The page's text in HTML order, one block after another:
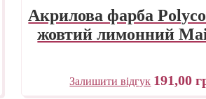
Акрилова фарба
жовтий лимонний
Залишити відгук 191,00